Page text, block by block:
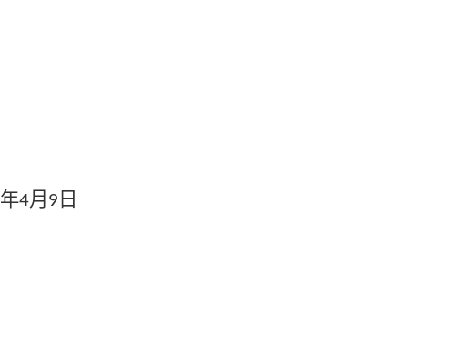
年4月 9 日